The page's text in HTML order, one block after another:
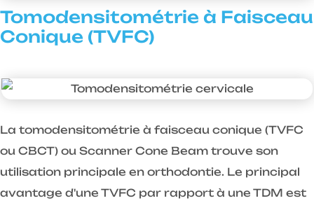
Tomodensitométrie à Faisceau
Conique (TVFC)
La tomodensitométrie à faisceau conique (TVFC
ou CBCT) ou Scanner Cone Beam trouve son
utilisation principale en orthodontie. Le principal
avantage d'une TVFC par rapport à une TDM est